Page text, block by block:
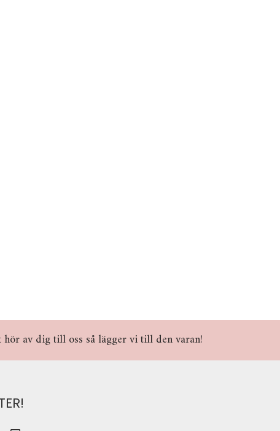
av dig till oss så lägger vi till den varan!